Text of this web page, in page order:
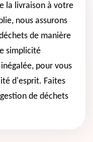
la livraison à votre
nous assurons
de manière
simplicité
pour vous
d'esprit. Faites
de déchets